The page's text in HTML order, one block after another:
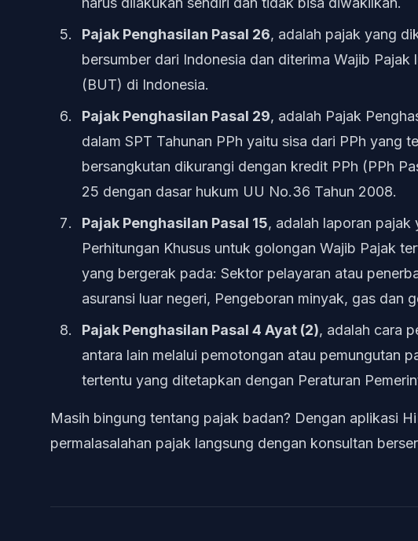
Pajak Penghasilan Pasal 26, adalah pajak yang
bersumber dari Indonesia dan diterima Wajib
(BUT) di Indonesia.
Pajak Penghasilan Pasal 29, adalah Pajak
dalam SPT Tahunan PPh yaitu sisa dari PPh yang
bersangkutan dikurangi dengan kredit PPh (PPh
25 dengan dasar hukum UU No.36 Tahun 2008.
Pajak Penghasilan Pasal 15, adalah laporan pajak
Perhitungan Khusus untuk golongan Wajib Pajak
yang bergerak pada: Sektor pelayaran atau
asuransi luar negeri, Pengeboran minyak, gas dan
Pajak Penghasilan Pasal 4 Ayat (2), adalah cara
antara lain melalui pemotongan atau pemungutan
tertentu yang ditetapkan dengan Peraturan
Masih bingung tentang pajak badan? Dengan aplikasi
permalasalahan pajak langsung dengan konsultan